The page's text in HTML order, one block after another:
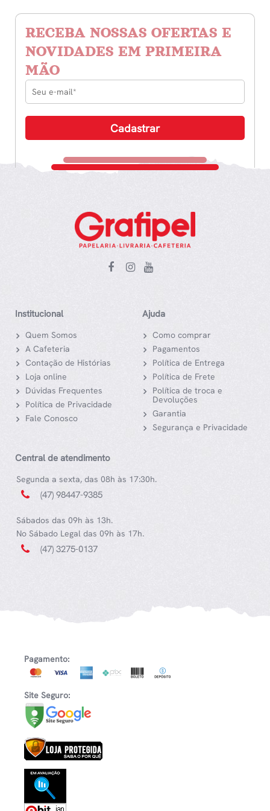
RECEBA NOSSAS OFERTAS E
NOVIDADES EM PRIMEIRA
MÃO
Institucional
Quem Somos
A Cafeteria
Contação de Histórias
Loja online
Dúvidas Frequentes
Política de Privacidade
Fale Conosco
Ajuda
Como comprar
Pagamentos
Política de Entrega
Política de Frete
Política de troca e
Devoluções
Garantia
Segurança e Privacidade
Central de atendimento
Segunda a sexta, das 08h às 17:30h.
(47) 98447-9385
Sábados das 09h às 13h.
No Sábado Legal das 09h às 17h.
(47) 3275-0137
Pagamento:
Site Seguro: